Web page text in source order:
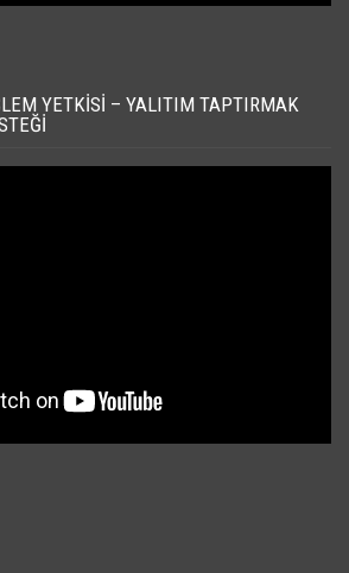
YETKISI – YALITIM TAPTIRMAK